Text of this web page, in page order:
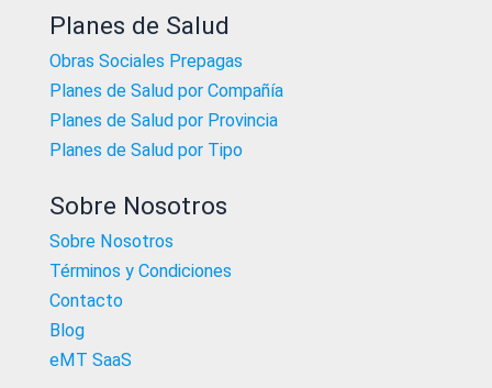
Planes de Salud
Obras Sociales Prepagas
Planes de Salud por Compañía
Planes de Salud por Provincia
Planes de Salud por Tipo
Sobre Nosotros
Sobre Nosotros
Términos y Condiciones
Contacto
Blog
eMT SaaS